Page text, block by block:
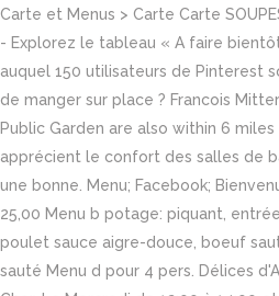
Carte et Menus > Carte Carte
- Explorez le tableau « A faire
auquel 150 utilisateurs de Pinterest
de manger sur place ? Francois
Public Garden are also within 6 miles
apprécient le confort des salles de
une bonne. Menu; Facebook;
25,00 Menu b potage: piquant,
poulet sauce aigre-douce, boeuf
sauté Menu d pour 4 pers. Délices